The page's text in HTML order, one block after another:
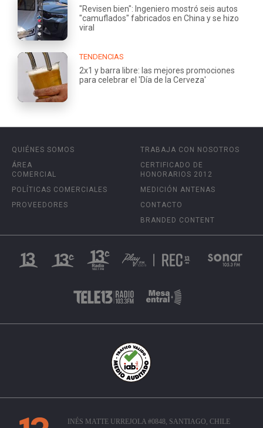
"Revisen bien": Ingeniero mostró seis autos
"camuflados" fabricados en China y se hizo
viral
TENDENCIAS
2x1 y barra libre: las mejores promociones
para celebrar el 'Día de la Cerveza'
QUIÉNES SOMOS
ÁREA
COMERCIAL
POLÍTICAS COMERCIALES
PROVEEDORES
TRABAJA CON NOSOTROS
CERTIFICADO DE
HONORARIOS 2012
MEDICIÓN ANTENAS
CONTACTO
BRANDED CONTENT
INÉS MATTE URREJOLA #0848, SANTIAGO, CHILE